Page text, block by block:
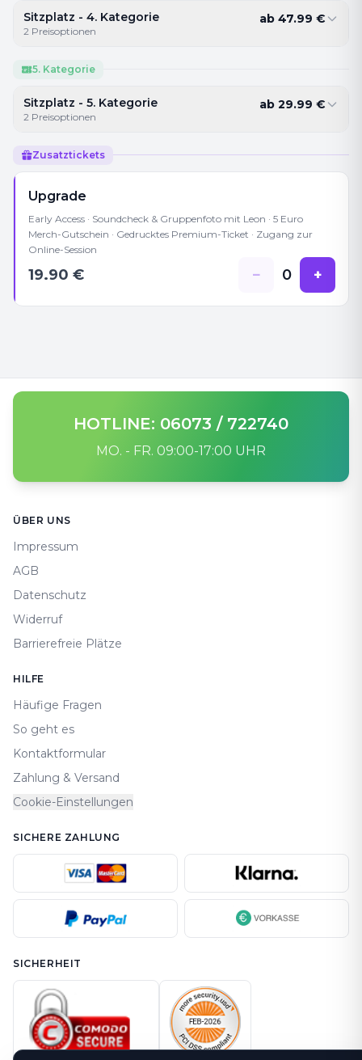
Sitzplatz - 4. Kategorie
2 Preisoptionen
ab 47.99 €
5. Kategorie
Sitzplatz - 5. Kategorie
2 Preisoptionen
ab 29.99 €
Zusatztickets
Upgrade
Early Access · Soundcheck & Gruppenfoto mit Leon · 5 Euro
Merch-Gutschein · Gedrucktes Premium-Ticket · Zugang zur
Online-Session
19.90 € − 0 +
HOTLINE: 06073 / 722740
MO. - FR. 09:00-17:00 UHR
ÜBER UNS
Impressum
AGB
Datenschutz
Widerruf
Barrierefreie Plätze
HILFE
Häufige Fragen
So geht es
Kontaktformular
Zahlung & Versand
Cookie-Einstellungen
SICHERE ZAHLUNG
SICHERHEIT